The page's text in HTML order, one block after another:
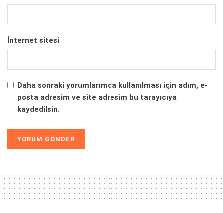
İnternet sitesi
Daha sonraki yorumlarımda kullanılması için adım, e-
posta adresim ve site adresim bu tarayıcıya
kaydedilsin.